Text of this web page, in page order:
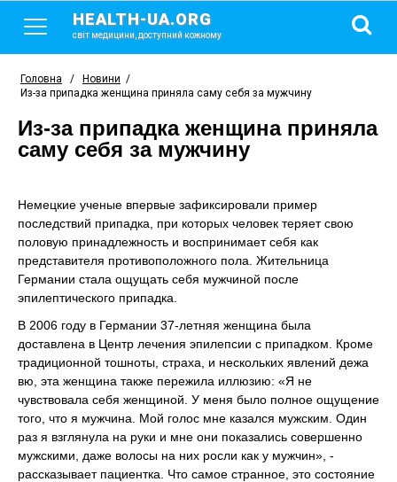
HEALTH-UA.ORG
світ медицини, доступний кожному
Головна / Новини /
Из-за припадка женщина приняла саму себя за мужчину
Из-за припадка женщина приняла
саму себя за мужчину
Немецкие ученые впервые зафиксировали пример
последствий припадка, при которых человек теряет свою
половую принадлежность и воспринимает себя как
представителя противоположного пола. Жительница
Германии стала ощущать себя мужчиной после
эпилептического припадка.
В 2006 году в Германии 37-летняя женщина была
доставлена в Центр лечения эпилепсии с припадком. Кроме
традиционной тошноты, страха, и нескольких явлений дежа
вю, эта женщина также пережила иллюзию: «Я не
чувствовала себя женщиной. У меня было полное ощущение
того, что я мужчина. Мой голос мне казался мужским. Один
раз я взглянула на руки и мне они показались совершенно
мужскими, даже волосы на них росли как у мужчин», -
рассказывает пациентка. Что самое странное, это состояние